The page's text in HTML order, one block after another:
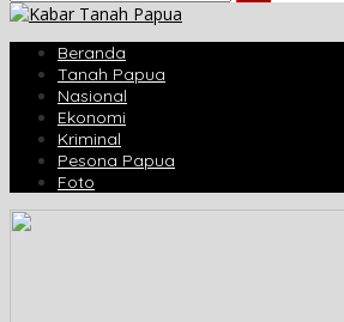
Beranda
Tanah Papua
Nasional
Ekonomi
Kriminal
Pesona Papua
Foto